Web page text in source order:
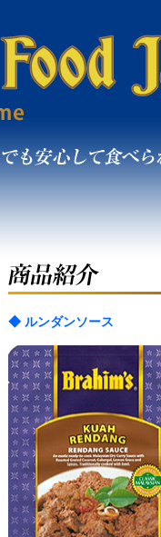
◆ ルンダンソース